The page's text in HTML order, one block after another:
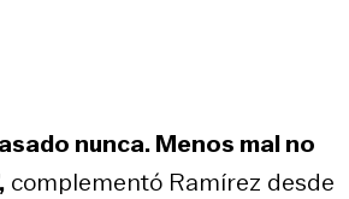
nunca. Menos mal no
complementó Ramírez desde